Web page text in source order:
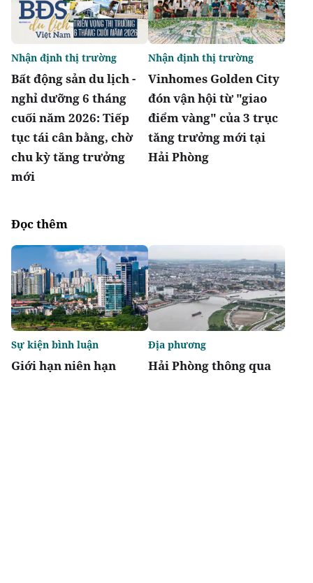
Bất động sản du lịch -
nghỉ dưỡng 6 tháng
cuối năm 2026: Tiếp
tục tái cân bằng, chờ
chu kỳ tăng trưởng
mới
Nhận định thị trường
Vinhomes Golden City
đón vận hội từ "giao
điểm vàng" của 3 trục
tăng trưởng mới tại
Hải Phòng
Nhận định thị trường
Đọc thêm
Giới hạn niên hạn
Sự kiện bình luận
Hải Phòng thông qua
Địa phương